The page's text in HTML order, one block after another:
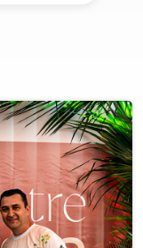
Seu
para
Turismo e
a Rede de
da gestão
das